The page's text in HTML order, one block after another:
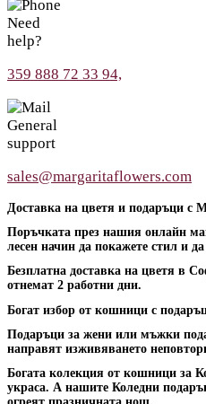
Need
help?
359 888 72 33 94,
General
support
sales@margaritaflowers.com
Доставка на цветя и подаръци с
Поръчката през нашия онлайн
лесен начин да покажете стил и
Безплатна доставка на цветя в
отнемат 2 работни дни.
Богат избор от кошници с
Подаръци за жени или мъжки
направят изживяването
Богата колекция от кошници за
украса. А нашите Коледни